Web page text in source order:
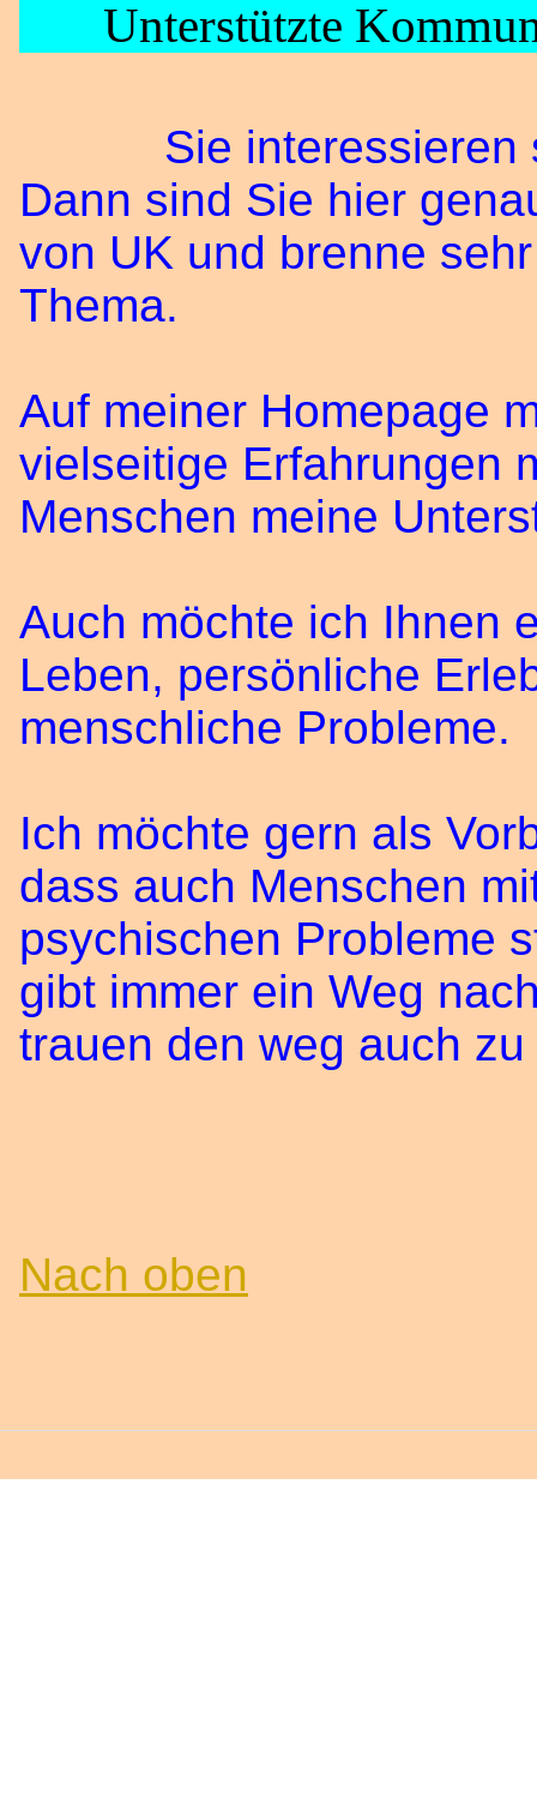
Unterstützte
Sie interessieren
Dann sind Sie hier
von UK und brenne
Thema.
Auf meiner Homepage
vielseitige Erfahrungen
Menschen meine
Auch möchte ich Ihnen
Leben, persönliche
menschliche Probleme.
Ich möchte gern als
dass auch Menschen
psychischen Probleme
gibt immer ein Weg
trauen den weg auch
Nach oben